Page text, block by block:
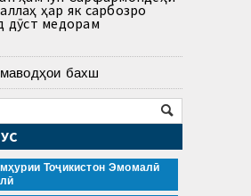
ҳар як сарбозро
дӯст медорам
бахш
Тоҷикистон Эмомалӣ